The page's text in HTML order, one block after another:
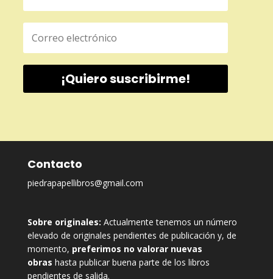
¡Quiero suscribirme!
Contacto
piedrapapellibros@gmail.com
Sobre originales: Actualmente tenemos un número
elevado de originales pendientes de publicación y, de
momento, preferimos no valorar nuevas
obras hasta publicar buena parte de los libros
pendientes de salida.